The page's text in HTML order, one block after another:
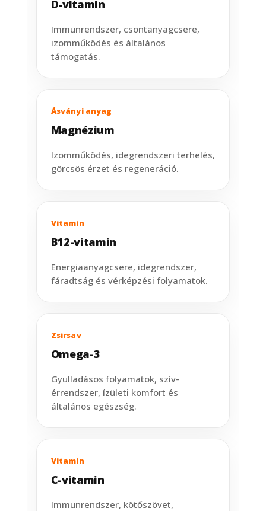
D-vitamin
Immunrendszer, csontanyagcsere,
izomműködés és általános
támogatás.
Ásványi anyag
Magnézium
Izomműködés, idegrendszeri terhelés,
görcsös érzet és regeneráció.
Vitamin
B12-vitamin
Energiaanyagcsere, idegrendszer,
fáradtság és vérképzési folyamatok.
Zsírsav
Omega-3
Gyulladásos folyamatok, szív-
érrendszer, ízületi komfort és
általános egészség.
Vitamin
C-vitamin
Immunrendszer, kötőszövet,